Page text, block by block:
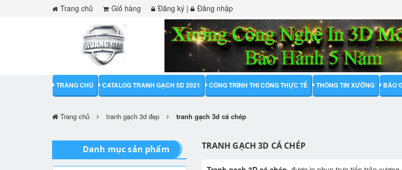
Trang chủ Giỏ hàng Đăng ký | Đăng nhập
TRANG CHỦ CATALOG TRANH GẠCH 5D 2021 CÔNG TRÌNH THI CÔNG THỰC TẾ THÔNG TIN XƯỞNG BÁO
Trang chủ tranh gạch 3d đẹp tranh gạch 3d cá chép
TRANH GẠCH 3D CÁ CHÉP
Danh mục sản phẩm